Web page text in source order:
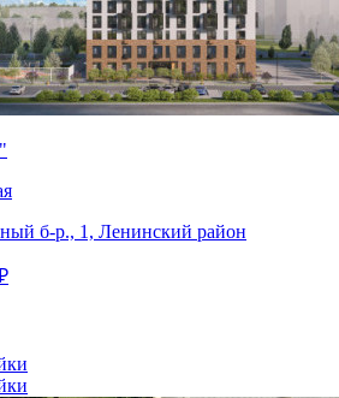
б-р., 1, Ленинский район